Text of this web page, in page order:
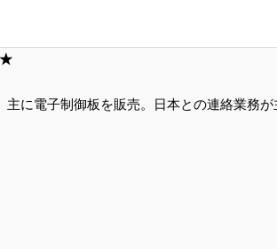
に電子制御板を販売。日本との連絡業務が